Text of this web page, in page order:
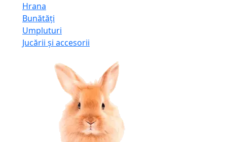
Hrana
Bunătăți
Umpluturi
Jucării și accesorii